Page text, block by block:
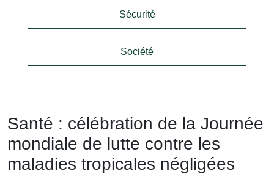
Sécurité
Société
Santé : célébration de la Journée
mondiale de lutte contre les
maladies tropicales négligées